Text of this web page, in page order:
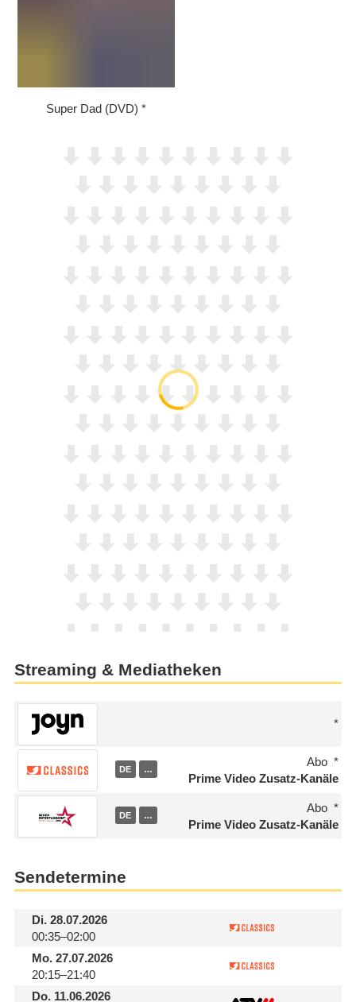
Super Dad (DVD)
Streaming & Mediatheken
DE …
Abo
Prime Video Zusatz-Kanäle
DE …
Abo
Prime Video Zusatz-Kanäle
Sendetermine
Di.28.07.2026
00:35–02:00
Mo.27.07.2026
20:15–21:40
Do.11.06.2026